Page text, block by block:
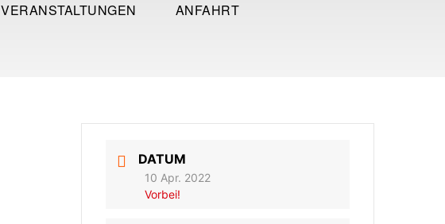
VERANSTALTUNGEN ANFAHRT
DATUM
10 Apr. 2022
Vorbei!